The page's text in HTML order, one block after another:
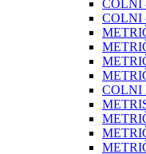
COLNI
COLNI
COLNI